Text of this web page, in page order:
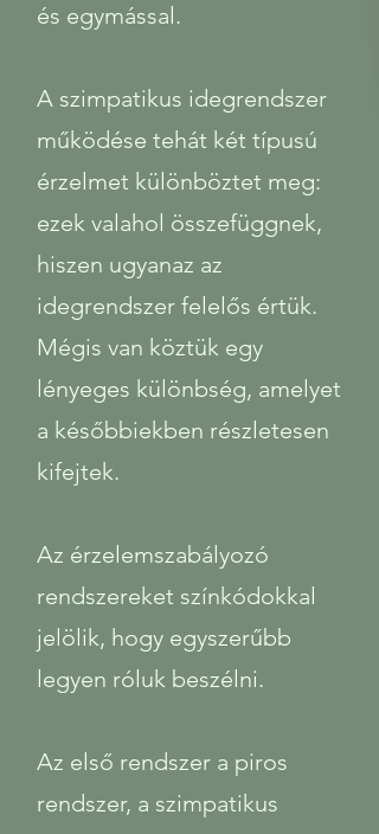
és egymással.
A szimpatikus idegrendszer
működése tehát két típusú
érzelmet különböztet meg:
ezek valahol összefüggnek,
hiszen ugyanaz az
idegrendszer felelős értük.
Mégis van köztük egy
lényeges különbség, amelyet
a későbbiekben részletesen
kifejtek.
Az érzelemszabályozó
rendszereket színkódokkal
jelölik, hogy egyszerűbb
legyen róluk beszélni.
Az első rendszer a piros
rendszer, a szimpatikus